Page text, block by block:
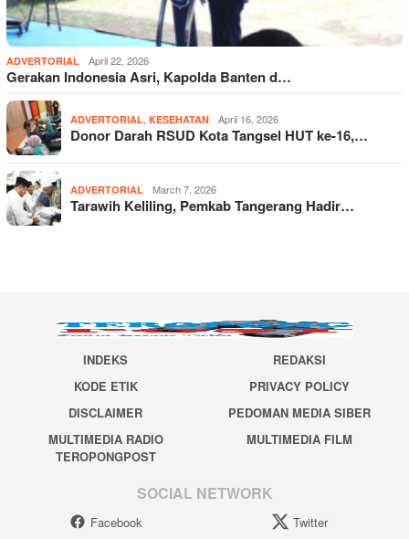
ADVERTORIAL April 22, 2026
Gerakan Indonesia Asri, Kapolda Banten d…
ADVERTORIAL, KESEHATAN April 16, 2026
Donor Darah RSUD Kota Tangsel HUT ke-16,…
ADVERTORIAL March 7, 2026
Tarawih Keliling, Pemkab Tangerang Hadir…
INDEKS
REDAKSI
KODE ETIK
PRIVACY POLICY
DISCLAIMER
PEDOMAN MEDIA SIBER
MULTIMEDIA RADIO
TEROPONGPOST
MULTIMEDIA FILM
SOCIAL NETWORK
Facebook Twitter